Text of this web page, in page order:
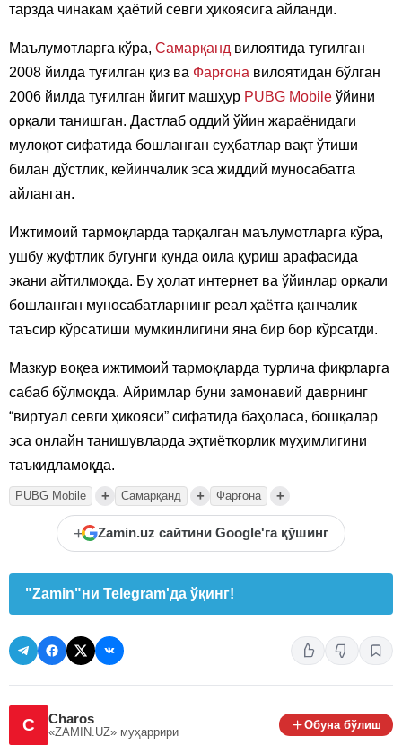
тарзда чинакам ҳаётий севги ҳикоясига айланди.
Маълумотларга кўра, Самарқанд вилоятида туғилган
2008 йилда туғилган қиз ва Фарғона вилоятидан бўлган
2006 йилда туғилган йигит машҳур PUBG Mobile ўйини
орқали танишган. Дастлаб оддий ўйин жараёнидаги
мулоқот сифатида бошланган суҳбатлар вақт ўтиши
билан дўстлик, кейинчалик эса жиддий муносабатга
айланган.
Ижтимоий тармоқларда тарқалган маълумотларга кўра,
ушбу жуфтлик бугунги кунда оила қуриш арафасида
экани айтилмоқда. Бу ҳолат интернет ва ўйинлар орқали
бошланган муносабатларнинг реал ҳаётга қанчалик
таъсир кўрсатиши мумкинлигини яна бир бор кўрсатди.
Мазкур воқеа ижтимоий тармоқларда турлича фикрларга
сабаб бўлмоқда. Айримлар буни замонавий даврнинг
“виртуал севги ҳикояси” сифатида баҳоласа, бошқалар
эса онлайн танишувларда эҳтиёткорлик муҳимлигини
таъкидламоқда.
PUBG Mobile + Самарқанд + Фарғона +
+ Zamin.uz сайтини Google'га қўшинг
"Zamin"ни Telegram'да ўқинг!
C Charos
«ZAMIN.UZ» муҳаррири
Обуна бўлиш